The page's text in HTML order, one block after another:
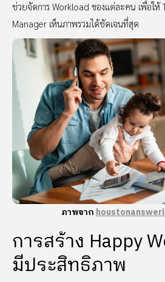
ช่วยจัดการ Workload ของแต่ละคน เพื่อให้
Manager เห็นภาพรวมได้ชัดเจนที่สุด
ภาพจาก
การสร้าง Happy
มีประสิทธิภาพ